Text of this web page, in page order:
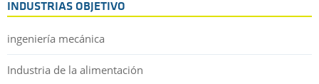
INDUSTRIAS OBJETIVO
ingeniería mecánica
Industria de la alimentación